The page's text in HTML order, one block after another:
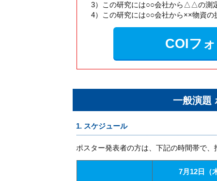
3）この研究には○○会社から△△の測
4）この研究には○○会社から××物資の
COIフ
一般演題
1. スケジュール
ポスター発表者の方は、下記の時間帯で
7月12日（